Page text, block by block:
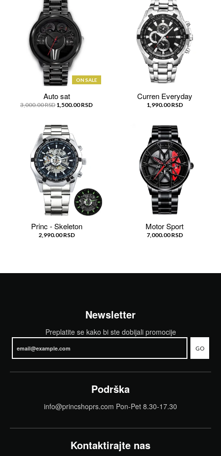
ON SALE
Auto sat
3,000.00 RSD 1,500.00 RSD
Curren Everyday
1,990.00 RSD
Princ - Skeleton
2,990.00 RSD
Motor Sport
7,000.00 RSD
Newsletter
Preplatite se kako bi ste dobijali promocije
GO
Podrška
info@princshoprs.com Pon-Pet 8.30-17.30
Kontaktirajte nas